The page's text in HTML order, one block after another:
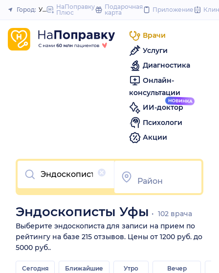
to
Закрыть
Город: Уфа
НаПоправку
Плюс
Подарочная
карта
Приложение
Врачи
Услуги
Диагностика
Онлайн-
консультации
ИИ-доктор
Психологи
Акции
Очистить
Эндоскописты Уфы
102 врача
Выберите эндоскописта для записи на прием по
рейтингу на базе 215 отзывов. Цены от 1200 руб. до
5000 руб..
Сегодня
Ближайшие
Утро
Вечер